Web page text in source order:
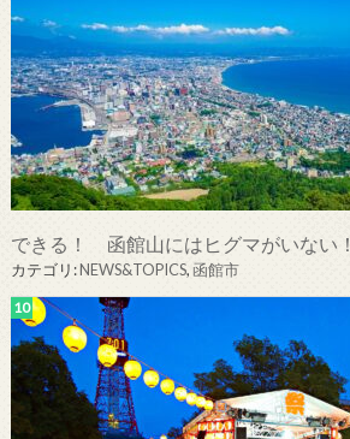
できる！ 函館山にはヒグマがいない！
カテゴリ:NEWS&TOPICS,函館市